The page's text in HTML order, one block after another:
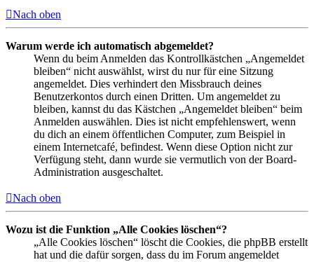
Nach oben
Warum werde ich automatisch abgemeldet?
Wenn du beim Anmelden das Kontrollkästchen „Angemeldet
bleiben“ nicht auswählst, wirst du nur für eine Sitzung
angemeldet. Dies verhindert den Missbrauch deines
Benutzerkontos durch einen Dritten. Um angemeldet zu
bleiben, kannst du das Kästchen „Angemeldet bleiben“ beim
Anmelden auswählen. Dies ist nicht empfehlenswert, wenn
du dich an einem öffentlichen Computer, zum Beispiel in
einem Internetcafé, befindest. Wenn diese Option nicht zur
Verfügung steht, dann wurde sie vermutlich von der Board-
Administration ausgeschaltet.
Nach oben
Wozu ist die Funktion „Alle Cookies löschen“?
„Alle Cookies löschen“ löscht die Cookies, die phpBB erstellt
hat und die dafür sorgen, dass du im Forum angemeldet